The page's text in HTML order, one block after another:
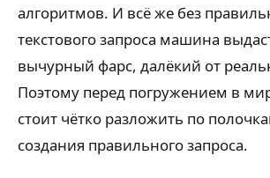
алгоритмов. И всё же без
текстового запроса машина
вычурный фарс, далёкий от
Поэтому перед погружением в
стоит чётко разложить по
создания правильного запроса.